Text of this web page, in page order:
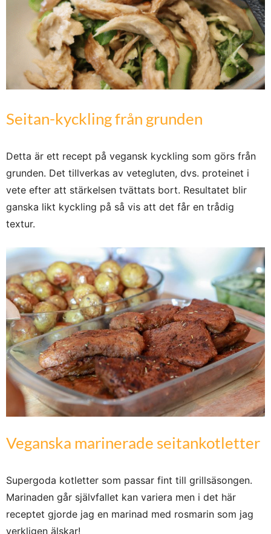
Seitan-kyckling från grunden
Detta är ett recept på vegansk kyckling som görs från
grunden. Det tillverkas av vetegluten, dvs. proteinet i
vete efter att stärkelsen tvättats bort. Resultatet blir
ganska likt kyckling på så vis att det får en trådig
textur.
Veganska marinerade seitankotletter
Supergoda kotletter som passar fint till grillsäsongen.
Marinaden går självfallet kan variera men i det här
receptet gjorde jag en marinad med rosmarin som jag
verkligen älskar!